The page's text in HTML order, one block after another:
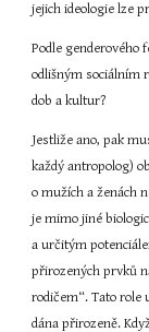
jejich ideologie lze
Podle
odlišným sociálním
dob a kultur?
Jestliže ano, pak
každý antropolog)
o mužích a ženách
je mimo jiné
a určitým
přirozených prvků
rodičem“. Tato
dána přirozeně.